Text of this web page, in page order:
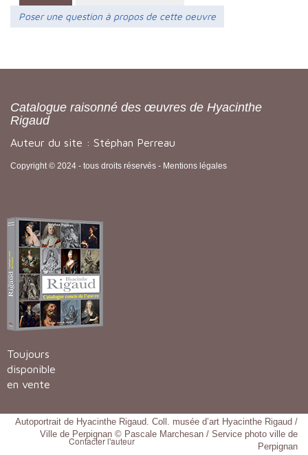
Poser une question à propos de cette oeuvre
Catalogue raisonné des œuvres de Hyacinthe
Rigaud
Auteur du site : Stéphan Perreau
Copyright © 2024 - tous droits réservés - Mentions légales
Toujours
disponible
en vente
Autoportrait de Hyacinthe Rigaud. Coll. musée d’art Hyacinthe Rigaud /
Ville de Perpignan © Pascale Marchesan / Service photo ville de
Perpignan
Contacter l'auteur